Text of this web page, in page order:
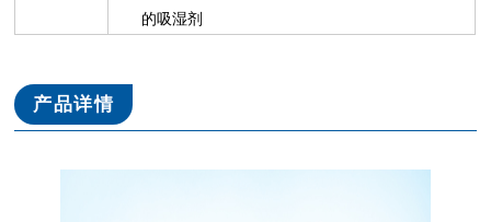
的吸湿剂
产品详情